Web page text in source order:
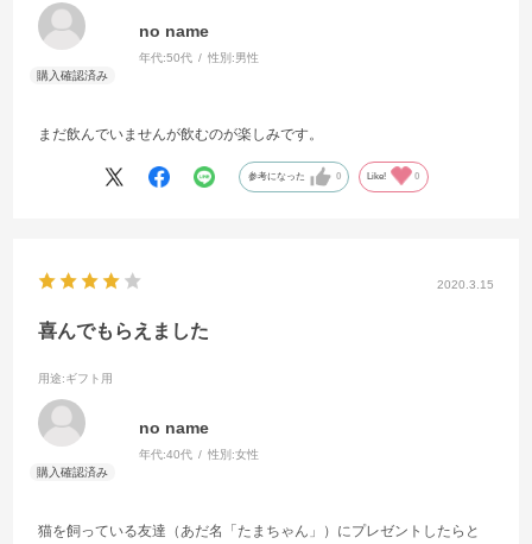
no name
年代:50代 性別:男性
まだ飲んでいませんが飲むのが楽しみです。
参考になった 0 Like! 0
2020.3.15
喜んでもらえました
用途:ギフト用
no name
年代:40代 性別:女性
猫を飼っている友達（あだ名「たまちゃん」）にプレゼントしたらと